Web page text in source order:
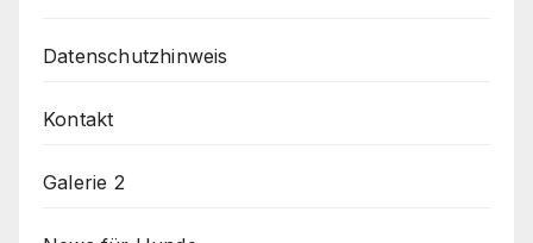
Datenschutzhinweis
Kontakt
Galerie 2